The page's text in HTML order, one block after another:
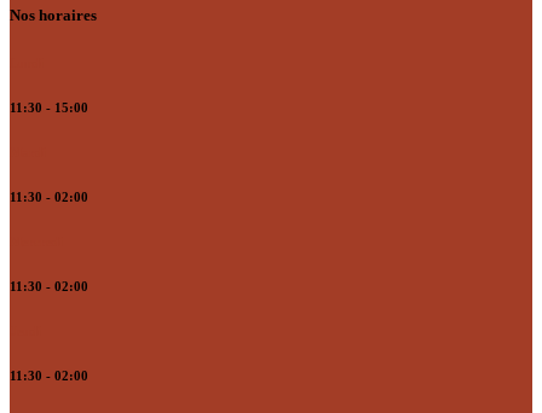
Nos horaires
11:30 - 15:00
11:30 - 02:00
11:30 - 02:00
11:30 - 02:00